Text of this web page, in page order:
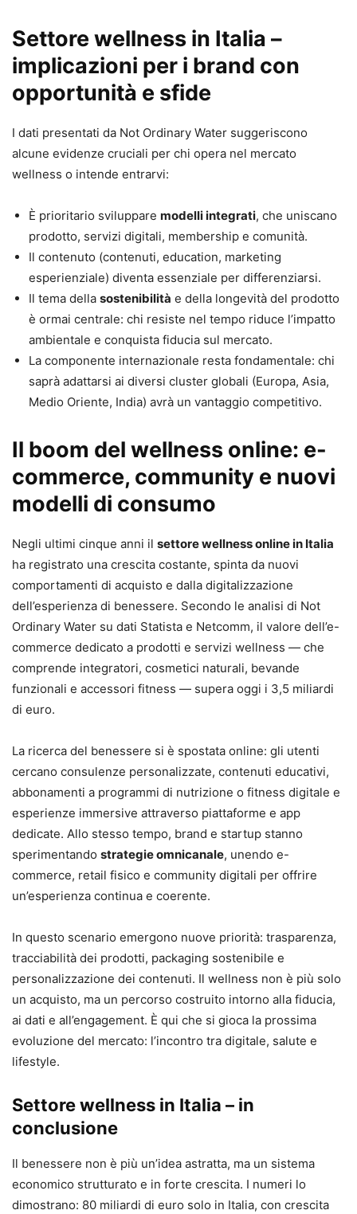
Settore wellness in Italia –
implicazioni per i brand con
opportunità e sfide
I dati presentati da Not Ordinary Water suggeriscono
alcune evidenze cruciali per chi opera nel mercato
wellness o intende entrarvi:
È prioritario sviluppare modelli integrati, che uniscano
prodotto, servizi digitali, membership e comunità.
Il contenuto (contenuti, education, marketing
esperienziale) diventa essenziale per differenziarsi.
Il tema della sostenibilità e della longevità del prodotto
è ormai centrale: chi resiste nel tempo riduce l’impatto
ambientale e conquista fiducia sul mercato.
La componente internazionale resta fondamentale: chi
saprà adattarsi ai diversi cluster globali (Europa, Asia,
Medio Oriente, India) avrà un vantaggio competitivo.
Il boom del wellness online: e-
commerce, community e nuovi
modelli di consumo
Negli ultimi cinque anni il settore wellness online in Italia
ha registrato una crescita costante, spinta da nuovi
comportamenti di acquisto e dalla digitalizzazione
dell’esperienza di benessere. Secondo le analisi di Not
Ordinary Water su dati Statista e Netcomm, il valore dell’e-
commerce dedicato a prodotti e servizi wellness — che
comprende integratori, cosmetici naturali, bevande
funzionali e accessori fitness — supera oggi i 3,5 miliardi
di euro.
La ricerca del benessere si è spostata online: gli utenti
cercano consulenze personalizzate, contenuti educativi,
abbonamenti a programmi di nutrizione o fitness digitale e
esperienze immersive attraverso piattaforme e app
dedicate. Allo stesso tempo, brand e startup stanno
sperimentando strategie omnicanale, unendo e-
commerce, retail fisico e community digitali per offrire
un’esperienza continua e coerente.
In questo scenario emergono nuove priorità: trasparenza,
tracciabilità dei prodotti, packaging sostenibile e
personalizzazione dei contenuti. Il wellness non è più solo
un acquisto, ma un percorso costruito intorno alla fiducia,
ai dati e all’engagement. È qui che si gioca la prossima
evoluzione del mercato: l’incontro tra digitale, salute e
lifestyle.
Settore wellness in Italia – in
conclusione
Il benessere non è più un’idea astratta, ma un sistema
economico strutturato e in forte crescita. I numeri lo
dimostrano: 80 miliardi di euro solo in Italia, con crescita